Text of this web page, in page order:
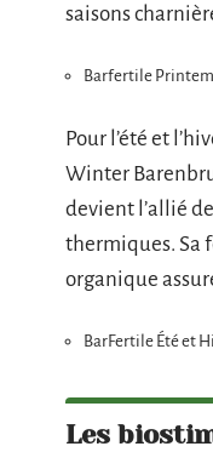
saisons
Barfertile
Pour l’été et
Winter
devient l’allié
thermiques. Sa
organique
BarFertile Été et
Les